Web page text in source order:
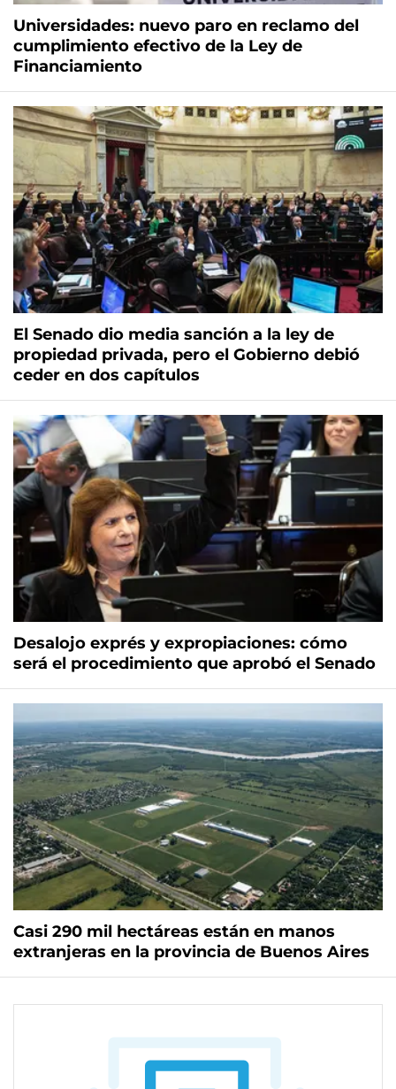
Universidades: nuevo paro en reclamo del
cumplimiento efectivo de la Ley de
Financiamiento
El Senado dio media sanción a la ley de
propiedad privada, pero el Gobierno debió
ceder en dos capítulos
Desalojo exprés y expropiaciones: cómo
será el procedimiento que aprobó el Senado
Casi 290 mil hectáreas están en manos
extranjeras en la provincia de Buenos Aires